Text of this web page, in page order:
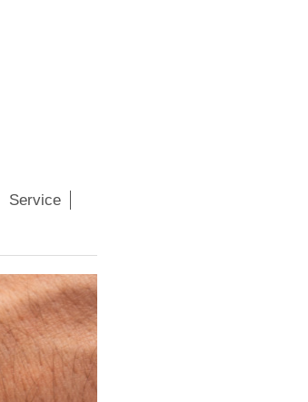
Service